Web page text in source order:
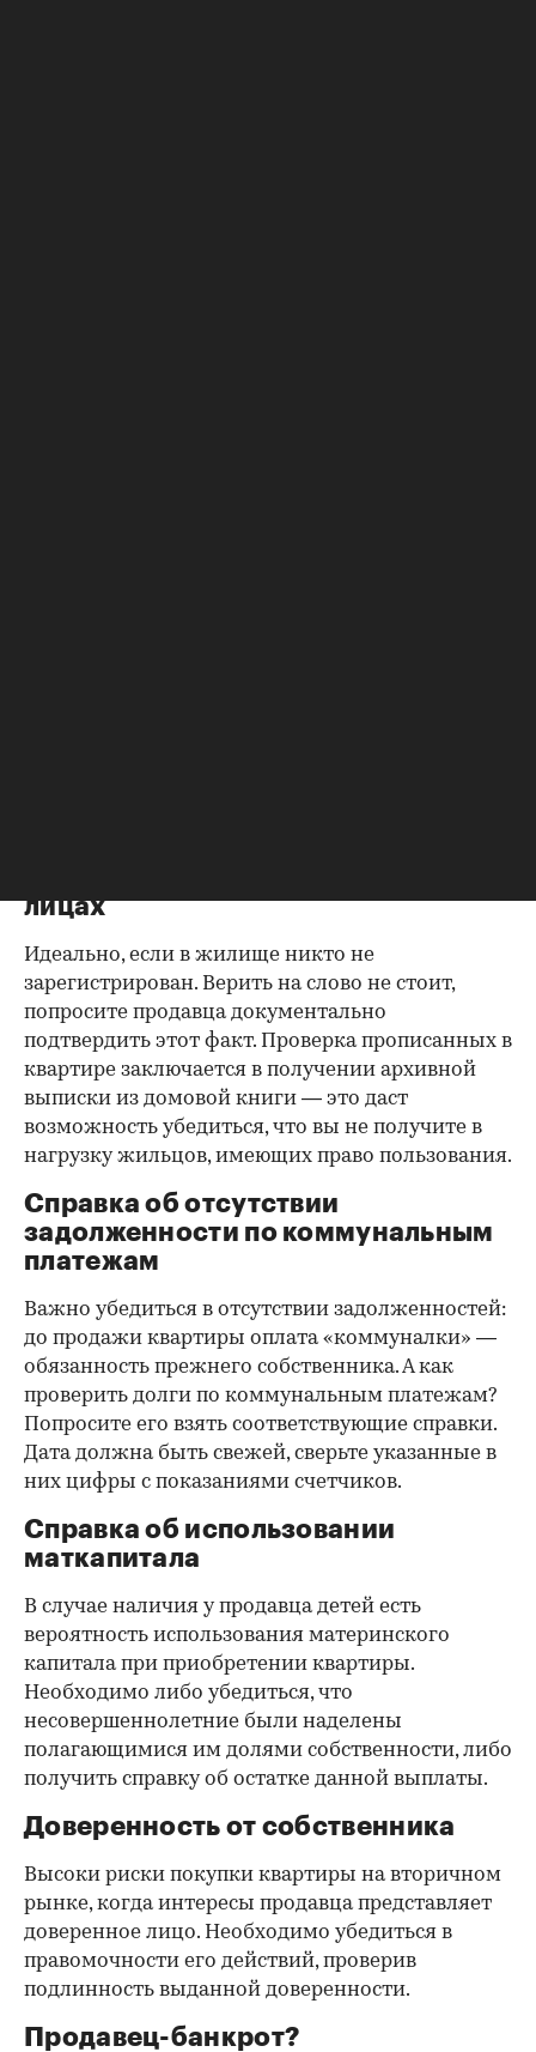
лицах
Идеально, если в жилище никто не
зарегистрирован. Верить на слово не стоит,
попросите продавца документально
подтвердить этот факт. Проверка прописанных в
квартире заключается в получении архивной
выписки из домовой книги — это даст
возможность убедиться, что вы не получите в
нагрузку жильцов, имеющих право пользования.
Справка об отсутствии
задолженности по коммунальным
платежам
Важно убедиться в отсутствии задолженностей:
до продажи квартиры оплата «коммуналки» —
обязанность прежнего собственника. А как
проверить долги по коммунальным платежам?
Попросите его взять соответствующие справки.
Дата должна быть свежей, сверьте указанные в
них цифры с показаниями счетчиков.
Справка об использовании
маткапитала
В случае наличия у продавца детей есть
вероятность использования материнского
капитала при приобретении квартиры.
Необходимо либо убедиться, что
несовершеннолетние были наделены
полагающимися им долями собственности, либо
получить справку об остатке данной выплаты.
Доверенность от собственника
Высоки риски покупки квартиры на вторичном
рынке, когда интересы продавца представляет
доверенное лицо. Необходимо убедиться в
правомочности его действий, проверив
подлинность выданной доверенности.
Продавец-банкрот?